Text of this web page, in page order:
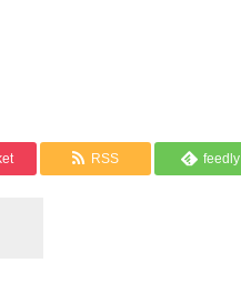
RSS feedly